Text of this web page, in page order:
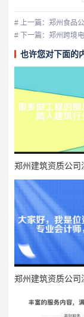
# 上一篇：郑州食品
# 下一篇：郑州跨境
也许您对下面的
郑州建筑资质公司